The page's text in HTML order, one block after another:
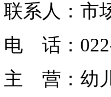
联系人：市
电 话：
主 营：幼